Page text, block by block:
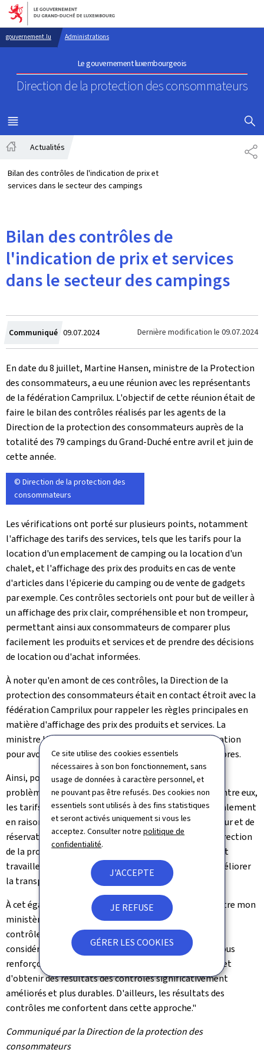
Ce site utilise des cookies essentiels
nécessaires à son bon fonctionnement, sans
usage de données à caractère personnel, et
ne pouvant pas être refusés. Des cookies non
essentiels sont utilisés à des fins statistiques
et seront activés uniquement si vous les
acceptez. Consulter notrepolitique de
confidentialité.
J'ACCEPTE
JE REFUSE
GÉRER LES COOKIES
Aller au menu principal
Aller au contenu
gouvernement.lu Administrations
Le gouvernement luxembourgeois
Direction de la protection des consommateurs
MENU
PRINCIPAL
Actualités
Bilan des contrôles de l'indication de prix et
services dans le secteur des campings
Bilan des contrôles de
l'indication de prix et services
dans le secteur des campings
Communiqué Crée
le
09.07.2024 Dernière modification le 09.07.2024
En date du 8 juillet, Martine Hansen, ministre de la Protection
des consommateurs, a eu une réunion avec les représentants
de la fédération Camprilux. L'objectif de cette réunion était de
faire le bilan des contrôles réalisés par les agents de la
Direction de la protection des consommateurs auprès de la
totalité des 79 campings du Grand-Duché entre avril et juin de
cette année.
© Direction de la protection des
consommateurs
Les vérifications ont porté sur plusieurs points, notamment
l'affichage des tarifs des services, tels que les tarifs pour la
location d'un emplacement de camping ou la location d'un
chalet, et l'affichage des prix des produits en cas de vente
d'articles dans l'épicerie du camping ou de vente de gadgets
par exemple. Ces contrôles sectoriels ont pour but de veiller à
un affichage des prix clair, compréhensible et non trompeur,
permettant ainsi aux consommateurs de comparer plus
facilement les produits et services et de prendre des décisions
de location ou d'achat informées.
À noter qu'en amont de ces contrôles, la Direction de la
protection des consommateurs était en contact étroit avec la
fédération Camprilux pour rappeler les règles principales en
matière d'affichage des prix des produits et services. La
ministre Hansen a d'ailleurs tenu à remercier la fédération
pour avoir relayé ces informations auprès de ses membres.
Ainsi, pour près de 80% des campings contrôlés, aucun
problème n'a été constaté. En revanche, pour 20% d'entre eux,
les tarifs n'étaient pas correctement affichés, principalement
en raison de l'application de prix variables de jour en jour et de
réservations exclusivement en ligne. Néanmoins, la Direction
de la protection des consommateurs et Camprilux vont
travailler ensemble pour élaborer des pistes afin d'améliorer
la transparence des prix dans ces quelques cas isolés.
À cet égard, la ministre a précisé: "La collaboration entre mon
ministère et les différentes fédérations en amont des
contrôles s'avère être une approche concluante. En
considérant les professionnels comme partenaires, nous
renforçons le climat de confiance mutuel, ce qui permet
d'obtenir des résultats des contrôles significativement
améliorés et plus durables. D'ailleurs, les résultats des
contrôles me confortent dans cette approche."
Communiqué par la Direction de la protection des
consommateurs